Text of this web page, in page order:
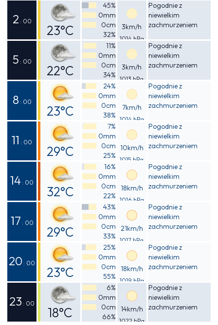
2 : 00
23°C
Odczuwalna
22°C
45%
0mm
0cm
32%
3km/h
1014 hPa
Pogodnie z
niewielkim
zachmurzeniem
5 : 00
22°C
Odczuwalna
21°C
11%
0mm
0cm
34%
3km/h
1013 hPa
Pogodnie z
niewielkim
zachmurzeniem
8 : 00
23°C
Odczuwalna
22°C
24%
0mm
0cm
38%
7km/h
1014 hPa
Pogodnie z
niewielkim
zachmurzeniem
11 : 00
29°C
Odczuwalna
28°C
7%
0mm
0cm
25%
10km/h
1015 hPa
Pogodnie z
niewielkim
zachmurzeniem
14 : 00
32°C
Odczuwalna
30°C
16%
0mm
0cm
22%
18km/h
1016 hPa
Pogodnie z
niewielkim
zachmurzeniem
17 : 00
29°C
Odczuwalna
28°C
43%
0mm
0cm
33%
21km/h
1017 hPa
Pogodnie z
niewielkim
zachmurzeniem
20 : 00
23°C
Odczuwalna
23°C
25%
0mm
0cm
55%
18km/h
1019 hPa
Pogodnie z
niewielkim
zachmurzeniem
23 : 00
18°C
6%
0mm
0cm
66%
14km/h
1022 hPa
Pogodnie z
niewielkim
zachmurzeniem